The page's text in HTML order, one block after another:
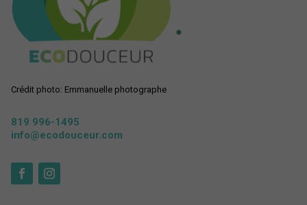
Crédit photo: Emmanuelle photographe
819 996-1495
info@ecodouceur.com